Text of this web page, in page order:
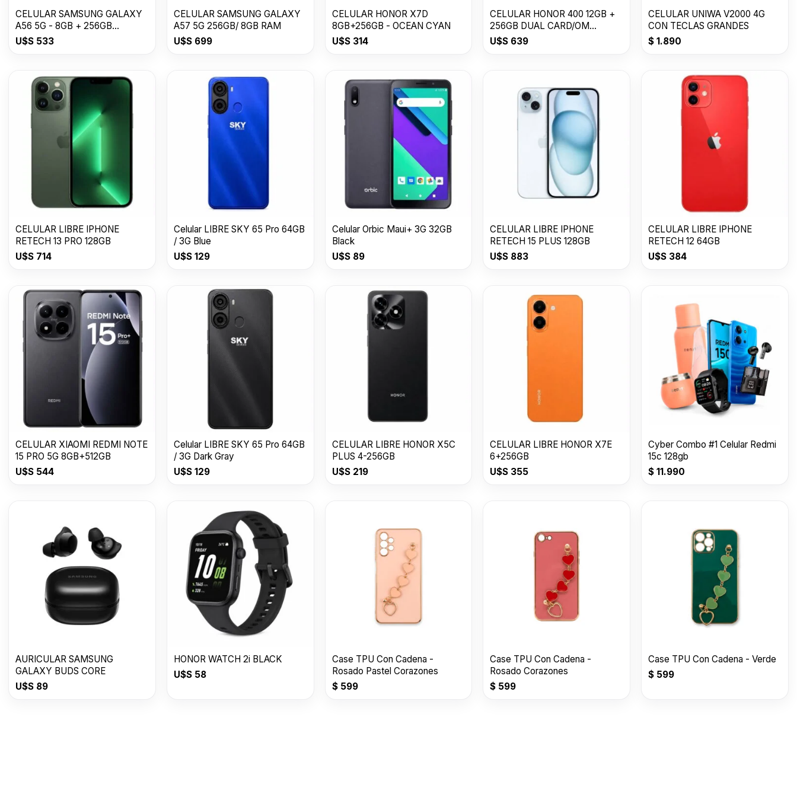
CELULAR SAMSUNG GALAXY
A56 5G - 8GB + 256GB
Awesome Graphite
U$S 533
CELULAR SAMSUNG GALAXY
A57 5G 256GB/ 8GB RAM
U$S699
CELULAR HONOR X7D
8GB+256GB - OCEAN CYAN
U$S314
CELULAR HONOR 400 12GB +
256GB DUAL CARD/OM
USDESERT GOLD
U$S 639
CELULAR UNIWA V2000 4G
CON TECLAS GRANDES
$ 1.890
CELULAR LIBRE IPHONE
RETECH 13 PRO 128GB
U$S 714
Celular LIBRE SKY 65 Pro 64GB
/ 3G Blue
U$S129
Celular Orbic Maui+ 3G 32GB
Black
U$S89
CELULAR LIBRE IPHONE
RETECH 15 PLUS 128GB
U$S 883
CELULAR LIBRE IPHONE
RETECH 12 64GB
U$S 384
CELULAR XIAOMI REDMI NOTE
15 PRO 5G 8GB+512GB
U$S 544
Celular LIBRE SKY 65 Pro 64GB
/ 3G Dark Gray
U$S129
CELULAR LIBRE HONOR X5C
PLUS 4-256GB
U$S219
CELULAR LIBRE HONOR X7E
6+256GB
U$S 355
Cyber Combo #1 Celular Redmi
15c 128gb
$ 11.990
AURICULAR SAMSUNG
GALAXY BUDS CORE
U$S 89
HONOR WATCH 2i BLACK
U$S58
Case TPU Con Cadena -
Rosado Pastel Corazones
$599
Case TPU Con Cadena -
Rosado Corazones
$ 599
Case TPU Con Cadena - Verde
$ 599